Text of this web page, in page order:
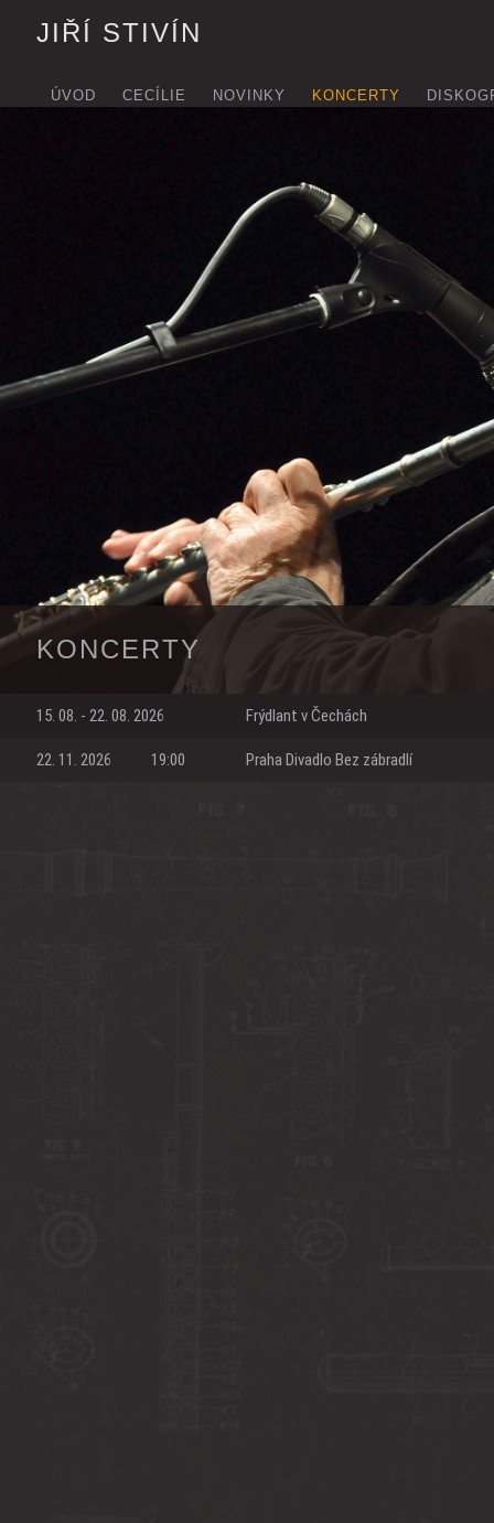
JIŘÍ STIVÍN
ÚVOD CECÍLIE NOVINKY KONCERTY
KONCERTY
15. 08. - 22. 08. 2026 Frýdlant v Čechách
22. 11. 2026 19:00 Praha Divadlo Bez zábradlí